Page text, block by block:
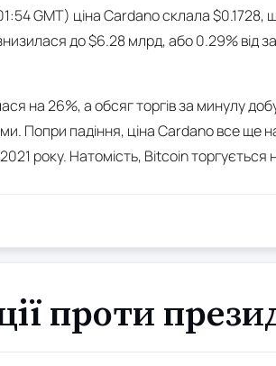
GMT) ціна Cardano склала
до $6.28 млрд, або 0.29% від
на 26%, а обсяг торгів за минулу
Попри падіння, ціна Cardano все ще
року. Натомість, Bitcoin торгується
проти